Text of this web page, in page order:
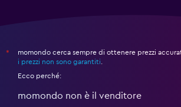
*
momondo cerca sempre di ottenere prezzi
i prezzi non sono garantiti.
Ecco perché:
momondo non è il venditore